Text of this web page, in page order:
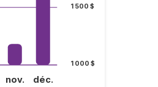
1 000 $
1 500 $
nov. déc.